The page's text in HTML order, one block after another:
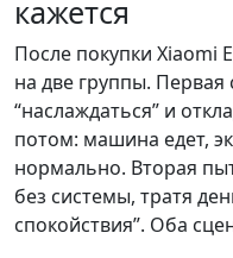
кажется
После покупки Xiaomi
на две группы. Первая
“наслаждаться” и
потом: машина едет,
нормально. Вторая
без системы, тратя
спокойствия”. Оба